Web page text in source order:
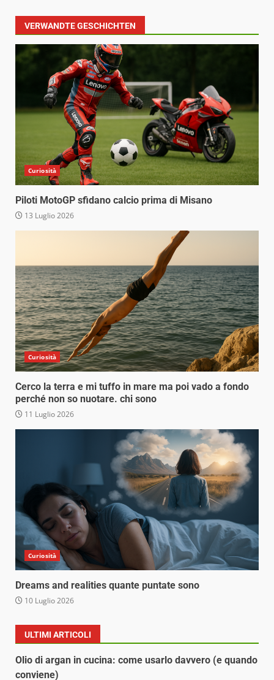
VERWANDTE GESCHICHTEN
Curiosità
Piloti MotoGP sfidano calcio prima di Misano
13 Luglio 2026
Curiosità
Cerco la terra e mi tuffo in mare ma poi vado a fondo
perché non so nuotare. chi sono
11 Luglio 2026
Curiosità
Dreams and realities quante puntate sono
10 Luglio 2026
ULTIMI ARTICOLI
Olio di argan in cucina: come usarlo davvero (e quando
conviene)